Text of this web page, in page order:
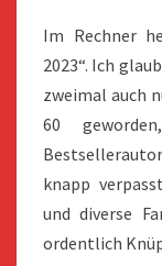
Im Rechner
2023“. Ich
zweimal auch
60
knapp
und diverse
ordentlich